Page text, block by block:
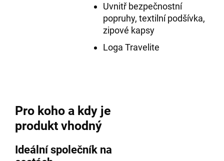
Uvnitř bezpečnostní
popruhy, textilní podšívka,
zipové kapsy
Loga Travelite
Pro koho a kdy je
produkt vhodný
Ideální společník na